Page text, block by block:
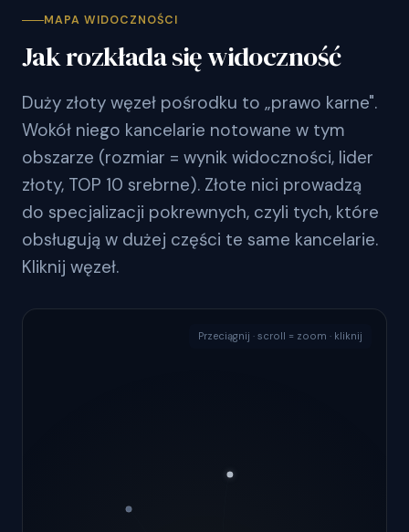
MAPA WIDOCZNOŚCI
Jak rozkłada się widoczność
Duży złoty węzeł pośrodku to „prawo karne".
Wokół niego kancelarie notowane w tym
obszarze (rozmiar = wynik widoczności, lider
złoty, TOP 10 srebrne). Złote nici prowadzą
do specjalizacji pokrewnych, czyli tych, które
obsługują w dużej części te same kancelarie.
Kliknij węzeł.
Przeciągnij · scroll = zoom · kliknij